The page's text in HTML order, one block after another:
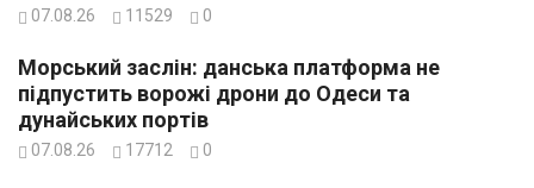
07.08.26 11529 0
Морський заслін: данська платформа не
підпустить ворожі дрони до Одеси та
дунайських портів
07.08.26 17712 0